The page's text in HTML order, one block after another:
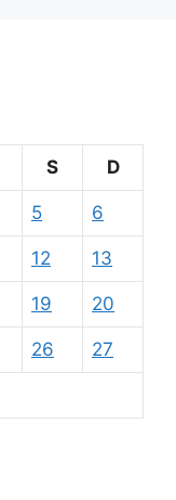
S D
5 6
12 13
19 20
26 27